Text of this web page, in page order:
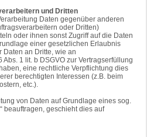
und Dritten
Daten gegenüber anderen
oder Dritten)
oder ihnen sonst Zugriff auf die Daten
einer gesetzlichen Erlaubnis
Daten an Dritte, wie an
1 lit. b DSGVO zur Vertragserfüllung
eine rechtliche Verpflichtung dies
berechtigten Interessen (z.B. beim
etc.).
von Daten auf Grundlage eines sog.
beauftragen, geschieht dies auf